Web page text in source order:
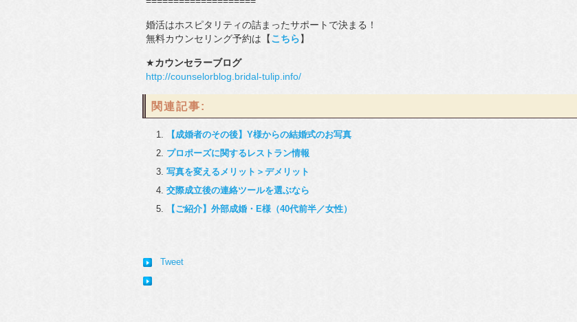
婚活はホスピタリティの詰まったサポートで決まる！
無料カウンセリング予約は【 こちら 】
★カウンセラーブログ
http://counselorblog.bridal-tulip.info/
関連記事:
【成婚者のその後】Y様からの結婚式のお写真
プロポーズに関するレストラン情報
写真を変えるメリット＞デメリット
交際成立後の連絡ツールを選ぶなら
【ご紹介】外部成婚・E様（40代前半／女性）
Tweet